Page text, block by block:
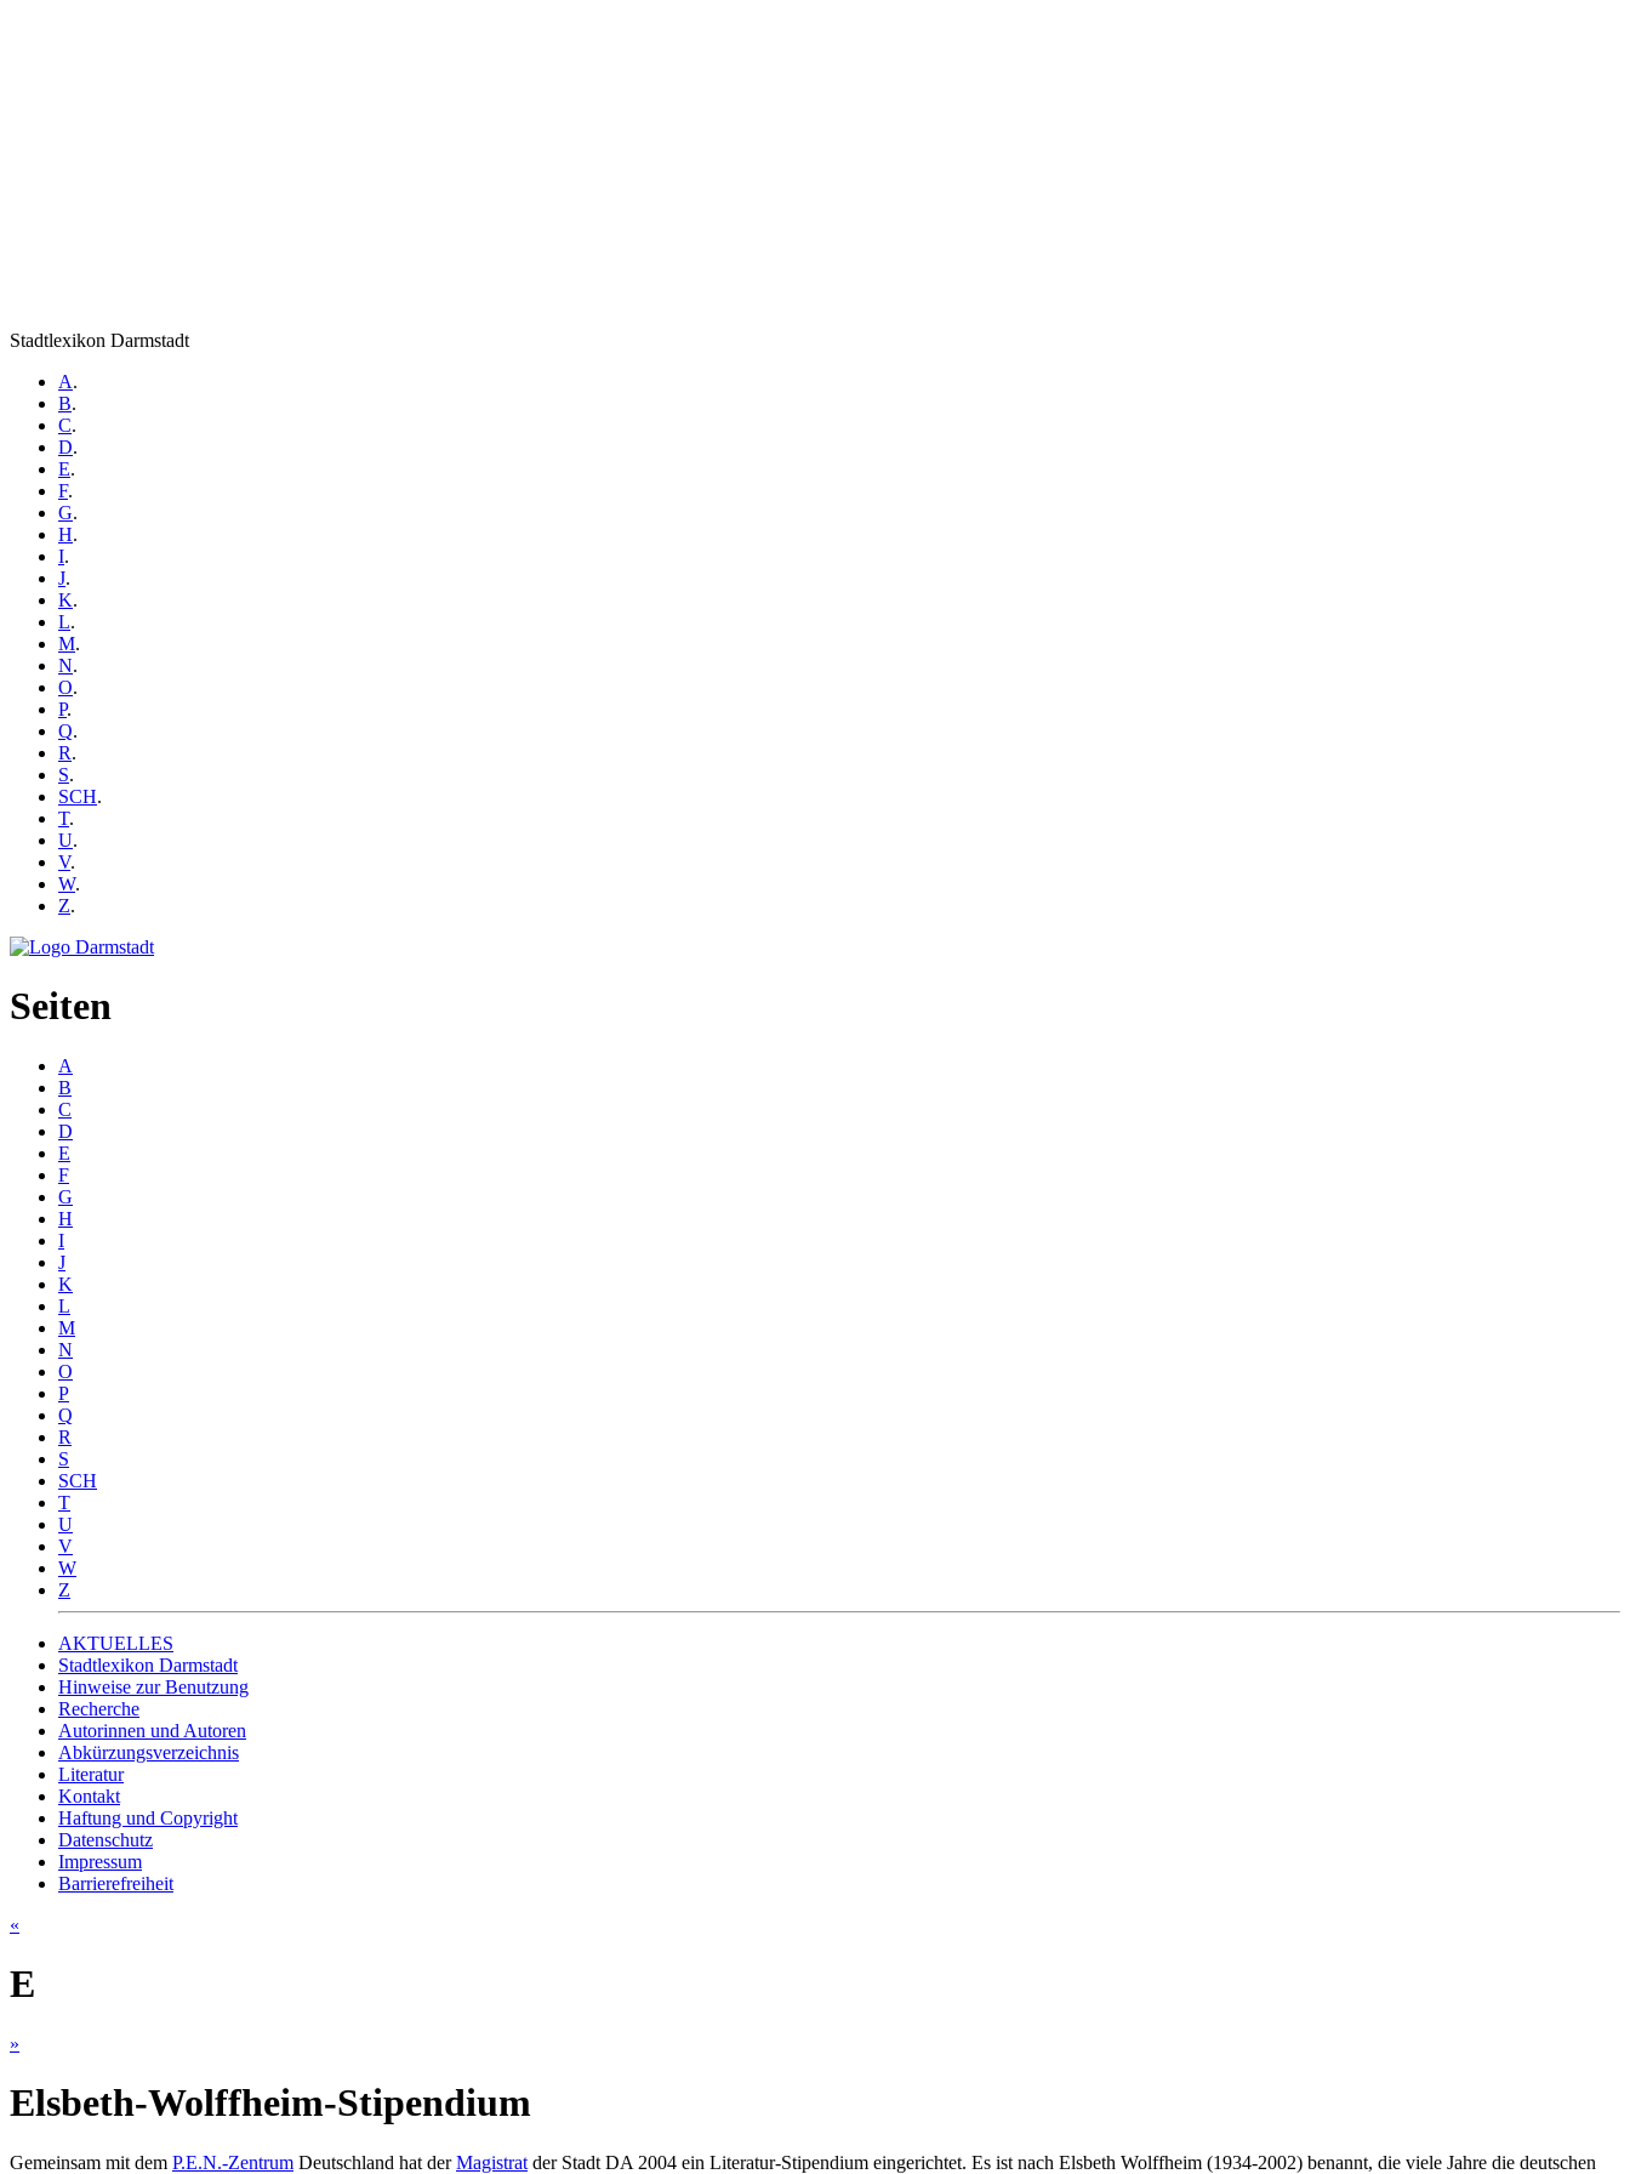
Stadtlexikon Darmstadt
A.
B.
C.
D.
E.
F.
G.
H.
I.
J.
K.
L.
M.
N.
O.
P.
Q.
R.
S.
SCH.
T.
U.
V.
W.
Z.
Seiten
A
B
C
D
E
F
G
H
I
J
K
L
M
N
O
P
Q
R
S
SCH
T
U
V
W
Z
AKTUELLES
Stadtlexikon Darmstadt
Hinweise zur Benutzung
Recherche
Autorinnen und Autoren
Abkürzungsverzeichnis
Literatur
Kontakt
Haftung und Copyright
Datenschutz
Impressum
Barrierefreiheit
«
E
»
Elsbeth-Wolffheim-Stipendium
Gemeinsam mit dem P.E.N.-Zentrum Deutschland hat derMagistrat der Stadt DA 2004 ein Literatur-Stipendium eingerichtet. Es ist nach Elsbeth Wolffheim (1934-2002) benannt, die viele Jahre die deutschen